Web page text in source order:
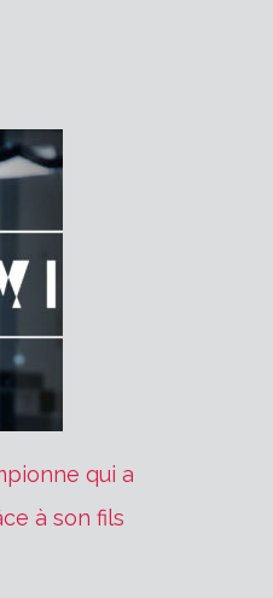
qui a
à son fils